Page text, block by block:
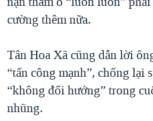
cường thêm nữa.
Tân Hoa Xã cũng dẫn lời
“tấn công mạnh”, chống lại
“không đổi hướng” trong
nhũng.